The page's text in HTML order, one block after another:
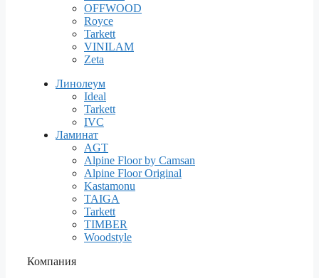
OFFWOOD
Royce
Tarkett
VINILAM
Zeta
Линолеум
Ideal
Tarkett
IVC
Ламинат
AGT
Alpine Floor by Camsan
Alpine Floor Original
Kastamonu
TAIGA
Tarkett
TIMBER
Woodstyle
Компания